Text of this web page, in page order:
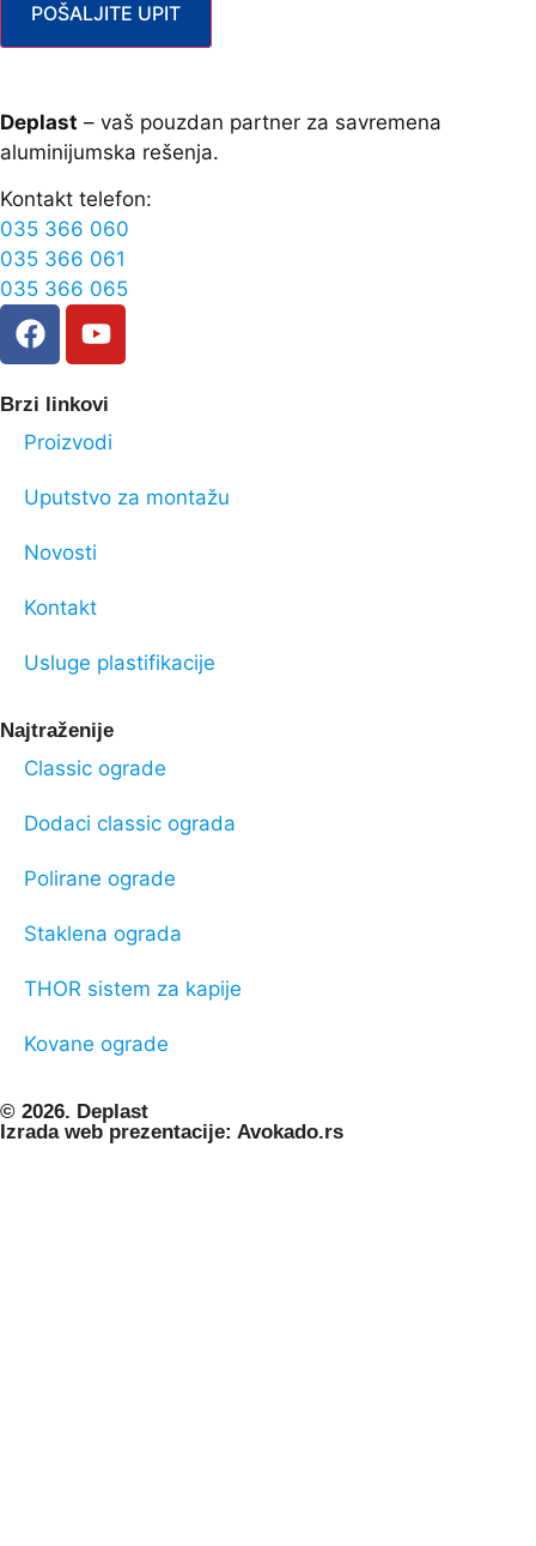
POŠALJITE UPIT
Deplast – vaš pouzdan partner za savremena
aluminijumska rešenja.
Kontakt telefon:
035 366 060
035 366 061
035 366 065
Brzi linkovi
Proizvodi
Uputstvo za montažu
Novosti
Kontakt
Usluge plastifikacije
Najtraženije
Classic ograde
Dodaci classic ograda
Polirane ograde
Staklena ograda
THOR sistem za kapije
Kovane ograde
© 2026. Deplast
Izrada web prezentacije: Avokado.rs